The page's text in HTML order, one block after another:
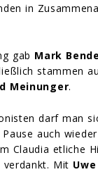
in
gab Mark
stammen
Meinunger.
darf man
auch
Claudia etliche
verdankt. Mit